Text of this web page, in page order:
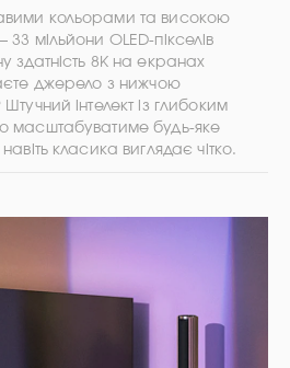
кольорами та високою
мільйони OLED-пікселів
здатність 8K на екранах
джерело з нижчою
інтелект із глибоким
масштабуватиме будь-яке
класика виглядає чітко.